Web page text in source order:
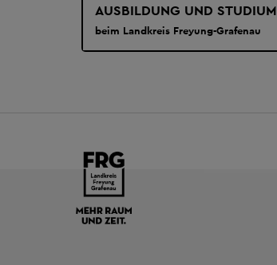
AUSBILDUNG UND STUDIUM
beim Landkreis Freyung-Grafenau